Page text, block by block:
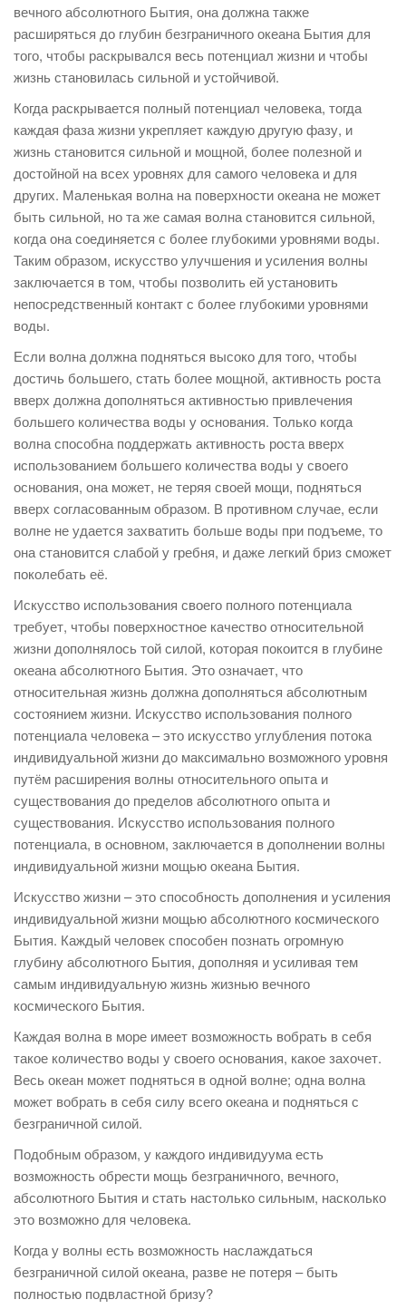
вечного абсолютного Бытия, она должна также
расширяться до глубин безграничного океана Бытия для
того, чтобы раскрывался весь потенциал жизни и чтобы
жизнь становилась сильной и устойчивой.
Когда раскрывается полный потенциал человека, тогда
каждая фаза жизни укрепляет каждую другую фазу, и
жизнь становится сильной и мощной, более полезной и
достойной на всех уровнях для самого человека и для
других. Маленькая волна на поверхности океана не может
быть сильной, но та же самая волна становится сильной,
когда она соединяется с более глубокими уровнями воды.
Таким образом, искусство улучшения и усиления волны
заключается в том, чтобы позволить ей установить
непосредственный контакт с более глубокими уровнями
воды.
Если волна должна подняться высоко для того, чтобы
достичь большего, стать более мощной, активность роста
вверх должна дополняться активностью привлечения
большего количества воды у основания. Только когда
волна способна поддержать активность роста вверх
использованием большего количества воды у своего
основания, она может, не теряя своей мощи, подняться
вверх согласованным образом. В противном случае, если
волне не удается захватить больше воды при подъеме, то
она становится слабой у гребня, и даже легкий бриз сможет
поколебать её.
Искусство использования своего полного потенциала
требует, чтобы поверхностное качество относительной
жизни дополнялось той силой, которая покоится в глубине
океана абсолютного Бытия. Это означает, что
относительная жизнь должна дополняться абсолютным
состоянием жизни. Искусство использования полного
потенциала человека – это искусство углубления потока
индивидуальной жизни до максимально возможного уровня
путём расширения волны относительного опыта и
существования до пределов абсолютного опыта и
существования. Искусство использования полного
потенциала, в основном, заключается в дополнении волны
индивидуальной жизни мощью океана Бытия.
Искусство жизни – это способность дополнения и усиления
индивидуальной жизни мощью абсолютного космического
Бытия. Каждый человек способен познать огромную
глубину абсолютного Бытия, дополняя и усиливая тем
самым индивидуальную жизнь жизнью вечного
космического Бытия.
Каждая волна в море имеет возможность вобрать в себя
такое количество воды у своего основания, какое захочет.
Весь океан может подняться в одной волне; одна волна
может вобрать в себя силу всего океана и подняться с
безграничной силой.
Подобным образом, у каждого индивидуума есть
возможность обрести мощь безграничного, вечного,
абсолютного Бытия и стать настолько сильным, насколько
это возможно для человека.
Когда у волны есть возможность наслаждаться
безграничной силой океана, разве не потеря – быть
полностью подвластной бризу?